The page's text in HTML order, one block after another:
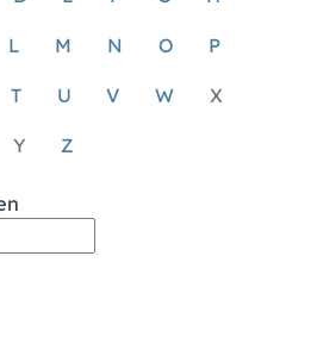
L M N O P
T U V W X
Y Z